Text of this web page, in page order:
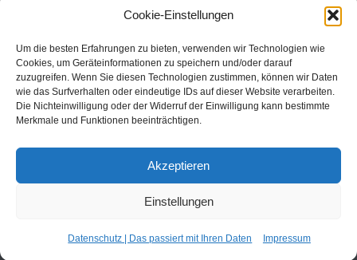
Cookie-Einstellungen
Um die besten Erfahrungen zu bieten, verwenden wir Technologien wie
Cookies, um Geräteinformationen zu speichern und/oder darauf
zuzugreifen. Wenn Sie diesen Technologien zustimmen, können wir Daten
wie das Surfverhalten oder eindeutige IDs auf dieser Website verarbeiten.
Die Nichteinwilligung oder der Widerruf der Einwilligung kann bestimmte
Merkmale und Funktionen beeinträchtigen.
Akzeptieren
Einstellungen
Datenschutz | Das passiert mit Ihren Daten Impressum
Konto: 60-742493-7
IBAN: CH31 0900 0000 6074 2493 7
BIC: POFICHBEXXX
CBN Deutschland © 2024
Kontakt
Impressum
Cookie Policy